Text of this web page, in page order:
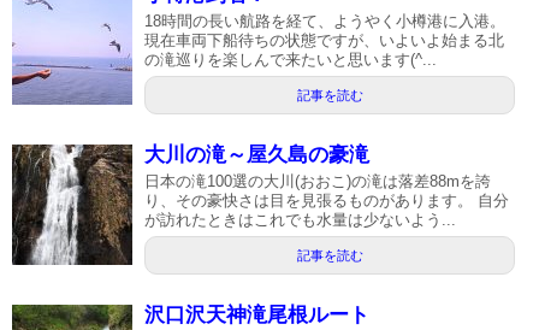
18時間の長い航路を経て、ようやく小樽港に入港。
現在車両下船待ちの状態ですが、いよいよ始まる北
の滝巡りを楽しんで来たいと思います(^...
記事を読む
大川の滝～屋久島の豪滝
日本の滝100選の大川(おおこ)の滝は落差88mを誇
り、その豪快さは目を見張るものがあります。 自分
が訪れたときはこれでも水量は少ないよう...
記事を読む
沢口沢天神滝尾根ルート